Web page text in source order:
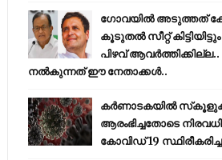
ഗോവയിൽ അടുത്തത്
കൂടുതൽ സീറ്റ്
പിഴവ്
നൽകുന്നത് ഈ നേതാക്കൾ..
കര്‍ണാടകയില്‍
ആരംഭിച്ചതോടെ
കോവിഡ് 19